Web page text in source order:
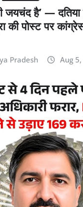
जयचंद है’ —
की पोस्ट पर
Pradesh Aug